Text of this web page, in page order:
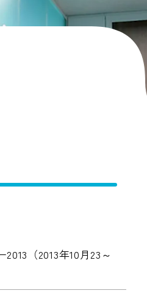
（2013年10月23～